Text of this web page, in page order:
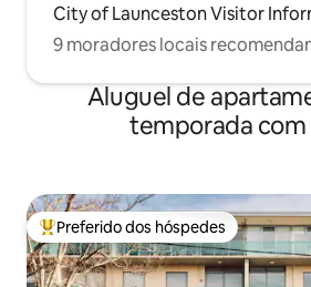
City of Launceston Visitor
9 moradores locais
Aluguel de
temporada com
Entre os melhores preferidos dos
Preferido dos hóspedes